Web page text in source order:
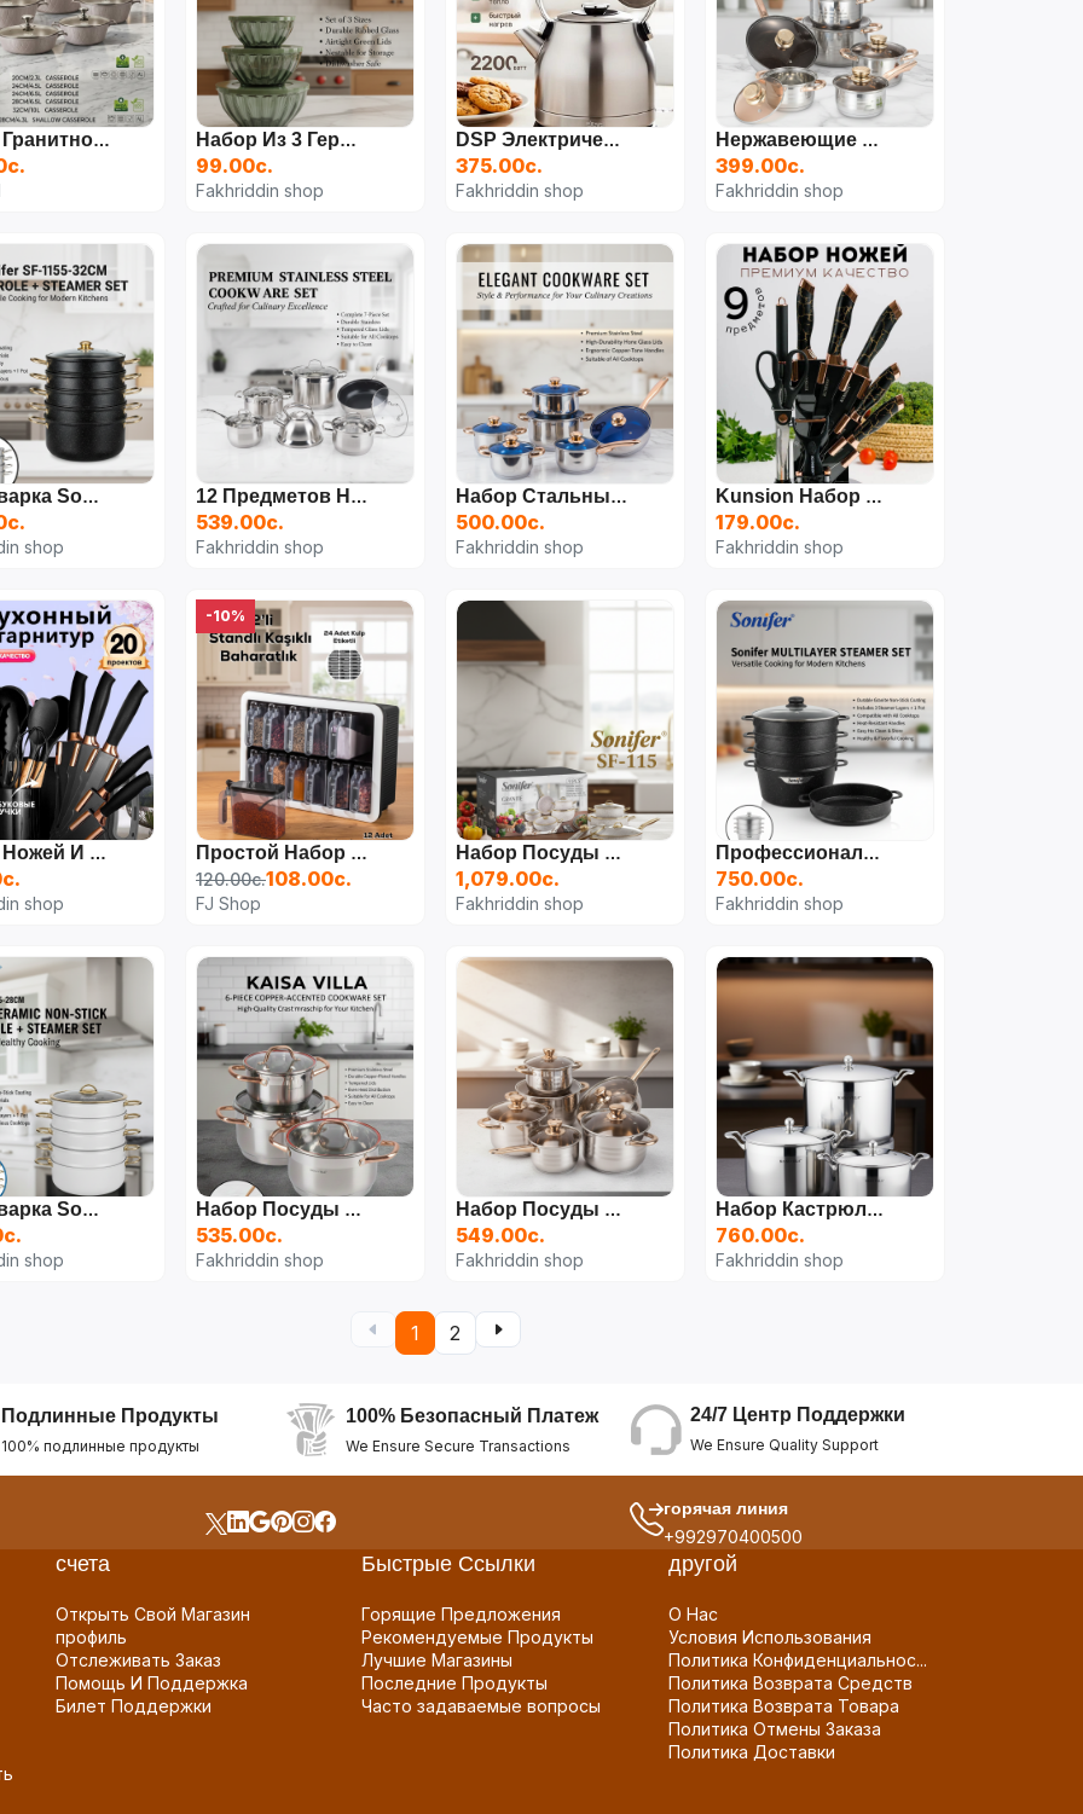
Набор Гранитной Посуды UAKEEN VK-24 (10 Предметов) Набор Из 3 Герметичных Мисок Для Хранения
99.00с.
Fakhriddin shop
DSP Электрический Чайник N245322
375.00с.
Fakhriddin shop
Нержавеющие Кастрюли ENGELBERG
399.00с.
Fakhriddin shop
Мантоварка Sonifer SF-1155 (32 См, 11.6 Л)
shop
12 Предметов Немецкой Кухонной Посуды Из Нержавеющей Стали ZP 2777
539.00с.
Fakhriddin shop
Набор Стальных Кастрюль KAISERHOFF
500.00с.
Fakhriddin shop
Kunsion Набор Кухонных Ножей Из 9 Предметов
179.00с.
Fakhriddin shop
Набор Ножей И Ложек Из 19 Предметов
shop
-10%
Простой Набор Из 12 Самоклеящихся Баночек Для Специй С Ложками И Крышками С Подставкой - Чаша Для Специй С Этикеткой
120.00с.108.00с.
FJ Shop
Набор Посуды Sonifer SF-1115 (9 Предметов)
1,079.00с.
Fakhriddin shop
Профессиональная Мантоварка Sonifer SF-1191 (32см 5 Предметов)
750.00с.
Fakhriddin shop
Мантоварка Sonifer SF-1155 (28см 8 Л, Белый Гранит)
shop
Набор Посуды Kaisa Villa 6 Предметов
535.00с.
Fakhriddin shop
Набор Посуды Kaisa Villa 12 Предметов
549.00с.
Fakhriddin shop
Набор Кастрюль Kaisa Villa 6 Предметов
760.00с.
Fakhriddin shop
1 2
Подлинные Продукты
100% подлинные продукты
100% Безопасный Платеж
We Ensure Secure Transactions
24/7 Центр Поддержки
We Ensure Quality Support
горячая линия
+992970400500
счета
Открыть Свой Магазин
профиль
Отслеживать Заказ
Помощь И Поддержка
Билет Поддержки
Быстрые Ссылки
Горящие Предложения
Рекомендуемые Продукты
Лучшие Магазины
Последние Продукты
Часто задаваемые вопросы
другой
О Нас
Условия Использования
Политика Конфиденциальнос...
Политика Возврата Средств
Политика Возврата Товара
Политика Отмены Заказа
Политика Доставки